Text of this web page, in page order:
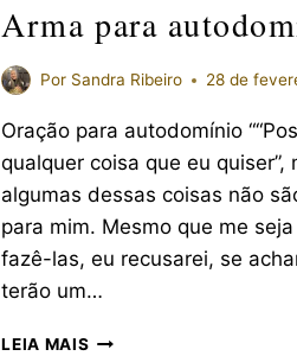
Arma para
Por Sandra Ribeiro 28 de
Oração para autodomínio
qualquer coisa que eu quiser”,
algumas dessas coisas não
para mim. Mesmo que me
fazê-las, eu recusarei, se
terão um…
LEIA MAIS